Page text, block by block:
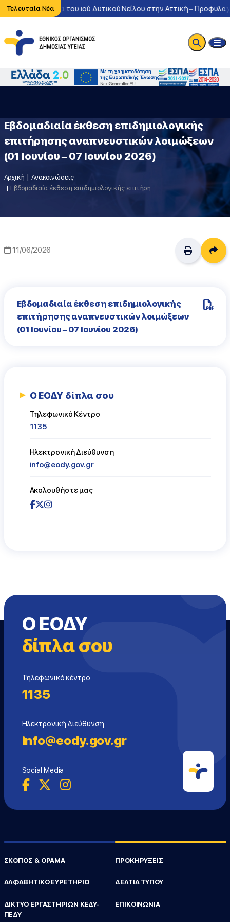
Τελευταία Νέα
κυκλοφορία του ιού Δυτικού Νείλου στην Αττική –
Εβδομαδιαία έκθεση επιδημιολογικής
επιτήρησης αναπνευστικών λοιμώξεων
(01 Ιουνίου – 07 Ιουνίου 2026)
Αρχική
Ανακοινώσεις
11/06/2026
Εβδομαδιαία έκθεση επιδημιολογικής
επιτήρησης αναπνευστικών λοιμώξεων
(01 Ιουνίου – 07 Ιουνίου 2026)
Ο ΕΟΔΥ δίπλα σου
Τηλεφωνικό Κέντρο
1135
Ηλεκτρονική Διεύθυνση
info@eody.gov.gr
Ακολουθήστε μας
Ο ΕΟΔΥ
δίπλα σου
Τηλεφωνικό κέντρο
1135
Ηλεκτρονική Διεύθυνση
info@eody.gov.gr
Social Media
ΣΚΟΠΟΣ & ΟΡΑΜΑ
ΑΛΦΑΒΗΤΙΚΟ ΕΥΡΕΤΗΡΙΟ
ΔΙΚΤΥΟ ΕΡΓΑΣΤΗΡΙΩΝ ΚΕΔΥ-
ΠΕΔΥ
ΠΡΟΚΗΡΥΞΕΙΣ
ΔΕΛΤΙΑ ΤΥΠΟΥ
ΕΠΙΚΟΙΝΩΝΙΑ